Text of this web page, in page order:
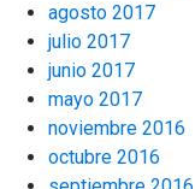
agosto 2017
julio 2017
junio 2017
mayo 2017
noviembre 2016
octubre 2016